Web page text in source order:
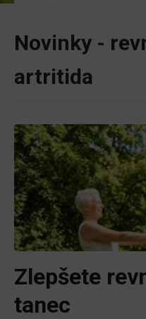
Novinky -
artritida
Zlepšete
tanec